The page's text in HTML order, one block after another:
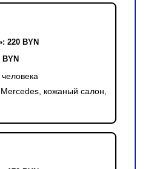
220 BYN
BYN
Mercedes, кожаный салон,